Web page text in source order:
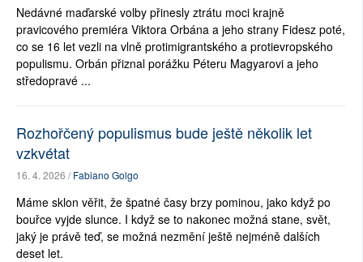
Nedávné maďarské volby přinesly ztrátu moci krajně
pravicového premiéra Viktora Orbána a jeho strany Fidesz poté,
co se 16 let vezli na vlně protimigrantského a protievropského
populismu. Orbán přiznal porážku Péteru Magyarovi a jeho
středopravé ...
Rozhořčený populismus bude ještě několik let
vzkvétat
16. 4. 2026 /Fabiano Golgo
Máme sklon věřit, že špatné časy brzy pominou, jako když po
bouřce vyjde slunce. I když se to nakonec možná stane, svět,
jaký je právě teď, se možná nezmění ještě nejméně dalších
deset let.